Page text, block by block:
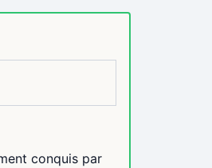
conquis par